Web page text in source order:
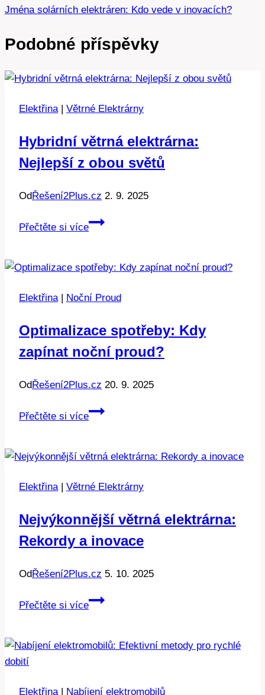
Jména solárních elektráren: Kdo vede v inovacích?
Podobné příspěvky
Elektřina| Větrné Elektrárny
Hybridní větrná elektrárna:
Nejlepší z obou světů
OdŘešení2Plus.cz 2. 9. 2025
Přečtěte si více
Hybridní
Nejlepší
obou
Elektřina| Noční Proud
Optimalizace spotřeby: Kdy
zapínat noční proud?
OdŘešení2Plus.cz 20. 9. 2025
Přečtěte si více
Optimalizace
zapínat
proud?
Elektřina| Větrné Elektrárny
Nejvýkonnější větrná elektrárna:
Rekordy a inovace
OdŘešení2Plus.cz 5. 10. 2025
Přečtěte si více
Nejvýkonnější
Rekordy
Elektřina| Nabíjení elektromobilů